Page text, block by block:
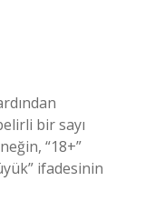
bir sayı
“18+”
ifadesinin